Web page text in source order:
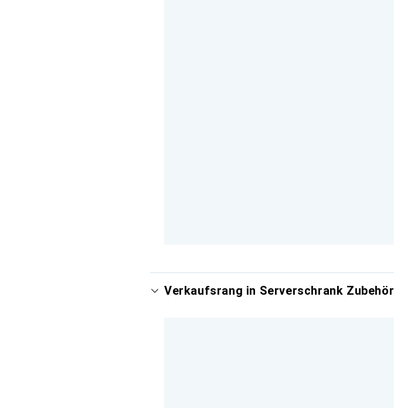
Verkaufsrang in Serverschrank Zubehör